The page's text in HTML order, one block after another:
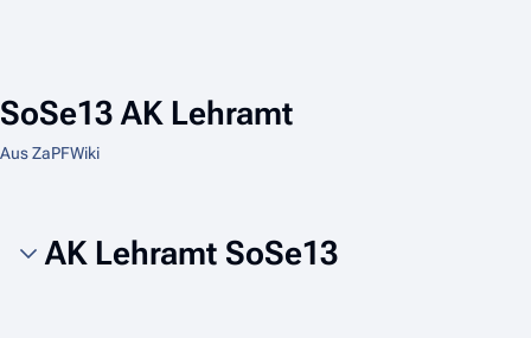
SoSe13 AK Lehramt
Aus ZaPFWiki
AK Lehramt SoSe13